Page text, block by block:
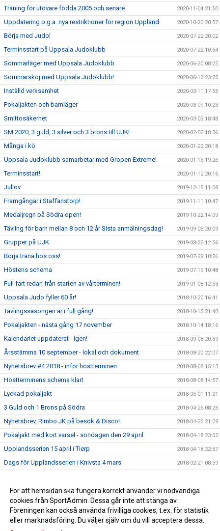
Träning för utövare födda 2005 och senare. 2020-11-04 21:50
Uppdatering p.g.a. nya restriktioner för region Uppland 2020-10-20 20:57
Börja med Judo! 2020-07-22 20:02
Terminsstart på Uppsala Judoklubb 2020-07-22 10:54
Sommarläger med Uppsala Judoklubb 2020-06-30 08:25
Sommarskoj med Uppsala Judoklubb! 2020-06-13 23:25
Inställd verksamhet 2020-03-11 17:55
Pokaljakten och barnläger 2020-03-09 10:23
Smittosäkerhet 2020-03-03 18:48
SM 2020, 3 guld, 3 silver och 3 brons till UJK! 2020-02-02 18:36
Många i kö 2020-01-22 20:18
Uppsala Judoklubb samarbetar med Gropen Extreme! 2020-01-16 19:26
Terminsstart! 2020-01-12 20:16
Jullov 2019-12-15 11:08
Framgångar i Staffanstorp! 2019-11-11 10:47
Medaljregn på Södra open! 2019-10-22 14:09
Tävling för barn mellan 8 och 12 år Sista anmälningsdag! 2019-09-05 20:09
Grupper på UJK 2019-08-22 12:56
Börja träna hos oss! 2019-07-29 10:26
Höstens schema 2019-07-19 10:48
Full fart redan från starten av vårterminen! 2019-01-08 12:53
Uppsala Judo fyller 60 år! 2018-10-20 16:41
Tävlingssäsongen är i full gång! 2018-10-15 21:40
Pokaljakten - nästa gång 17 november 2018-10-14 18:16
Kalendariet uppdaterat - igen! 2018-09-08 20:59
Årsstämma 10 september - lokal och dokument 2018-08-20 22:07
Nyhetsbrev #4 2018 - inför höstterminen 2018-08-08 15:13
Höstterminens schema klart 2018-08-08 14:57
Lyckad pokaljakt 2018-05-01 11:21
3 Guld och 1 Brons på Södra 2018-04-26 08:25
Nyhetsbrev, Rimbo JK på besök & Disco! 2018-04-25 21:29
Pokaljakt med kort varsel - söndagen den 29 april 2018-04-18 23:02
Upplandsserien 15 april i Tierp 2018-04-18 22:57
Dags för Upplandsserien i Knivsta 4 mars 2018-02-21 08:59
Nyhetsbrev #2 2018 2018-02-16 13:59
Vårens första Nyhetsbrev 2018-02-12 19:55
För att hemsidan ska fungera korrekt använder vi nödvändiga
cookies från SportAdmin. Dessa går inte att stänga av.
Föreningen kan också använda frivilliga cookies, t.ex. för statistik
eller marknadsföring. Du väljer själv om du vill acceptera dessa.